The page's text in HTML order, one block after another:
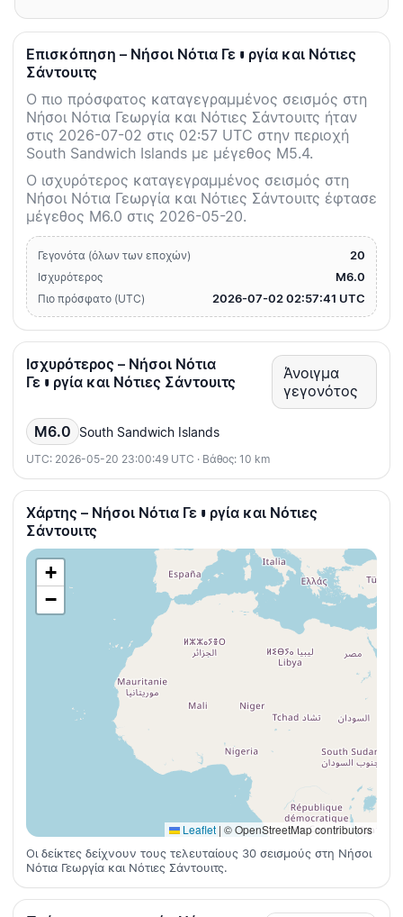
Επισκόπηση – Νήσοι Νότια Γεωργία και Νότιες
Σάντουιτς
Ο πιο πρόσφατος καταγεγραμμένος σεισμός στη
Νήσοι Νότια Γεωργία και Νότιες Σάντουιτς ήταν
στις 2026-07-02 στις 02:57 UTC στην περιοχή
South Sandwich Islands με μέγεθος M5.4.
Ο ισχυρότερος καταγεγραμμένος σεισμός στη
Νήσοι Νότια Γεωργία και Νότιες Σάντουιτς έφτασε
μέγεθος M6.0 στις 2026-05-20.
Γεγονότα (όλων των εποχών) 20
Ισχυρότερος M6.0
Πιο πρόσφατο (UTC) 2026-07-02 02:57:41 UTC
Ισχυρότερος – Νήσοι Νότια
Γεωργία και Νότιες Σάντουιτς
Άνοιγμα
γεγονότος
M6.0 South Sandwich Islands
UTC: 2026-05-20 23:00:49 UTC · Βάθος: 10 km
Χάρτης – Νήσοι Νότια Γεωργία και Νότιες
Σάντουιτς
+
−
Leaflet | © OpenStreetMap contributors
Οι δείκτες δείχνουν τους τελευταίους 30 σεισμούς στη Νήσοι
Νότια Γεωργία και Νότιες Σάντουιτς.